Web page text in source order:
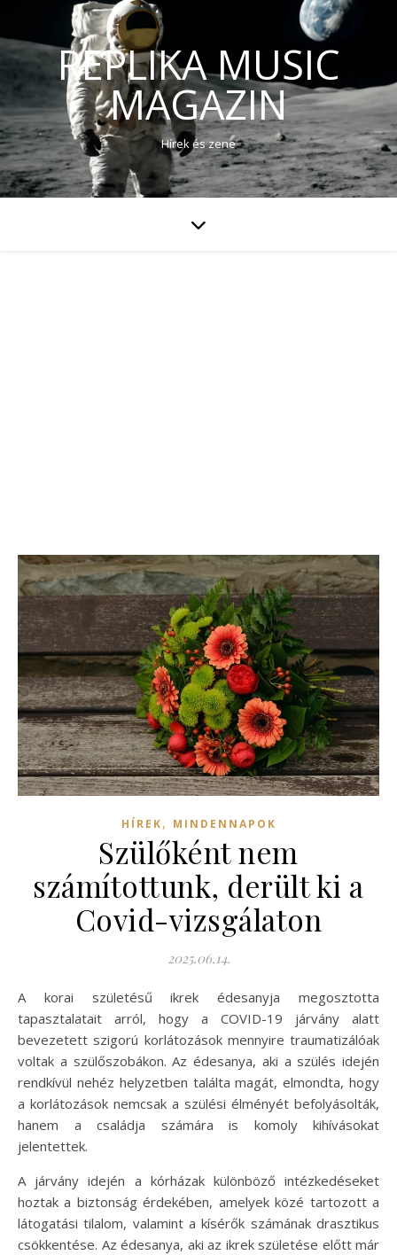
REPLIKA MUSIC
MAGAZIN
Hírek és zene
HÍREK, MINDENNAPOK
Szülőként nem
számítottunk, derült ki a
Covid-vizsgálaton
2025.06.14.
A korai születésű ikrek édesanyja megosztotta
tapasztalatait arról, hogy a COVID-19 járvány alatt
bevezetett szigorú korlátozások mennyire traumatizálóak
voltak a szülőszobákon. Az édesanya, aki a szülés idején
rendkívül nehéz helyzetben találta magát, elmondta, hogy
a korlátozások nemcsak a szülési élményét befolyásolták,
hanem a családja számára is komoly kihívásokat
jelentettek.
A járvány idején a kórházak különböző intézkedéseket
hoztak a biztonság érdekében, amelyek közé tartozott a
látogatási tilalom, valamint a kísérők számának drasztikus
csökkentése. Az édesanya, aki az ikrek születése előtt már